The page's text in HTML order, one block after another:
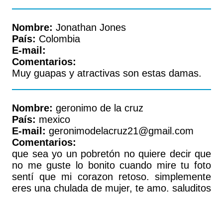
Nombre: Jonathan Jones
País: Colombia
E-mail:
Comentarios:
Muy guapas y atractivas son estas damas.
Nombre: geronimo de la cruz
País: mexico
E-mail: geronimodelacruz21@gmail.com
Comentarios:
que sea yo un pobretón no quiere decir que
no me guste lo bonito cuando mire tu foto
sentí que mi corazon retoso. simplemente
eres una chulada de mujer, te amo. saluditos